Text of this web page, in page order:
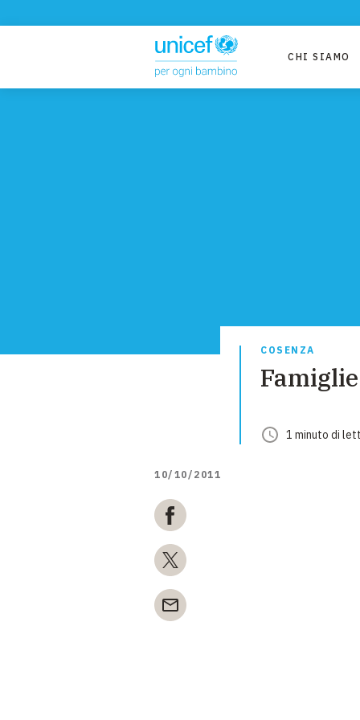
CHI SIAMO
COSENZA
1 minuto di
10/10/2011